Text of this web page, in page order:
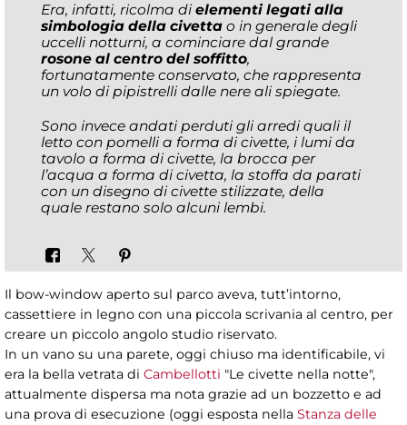
Era, infatti, ricolma di elementi legati alla
simbologia della civetta o in generale degli
uccelli notturni, a cominciare dal grande
rosone al centro del soffitto,
fortunatamente conservato, che rappresenta
un volo di pipistrelli dalle nere ali spiegate.
Sono invece andati perduti gli arredi quali il
letto con pomelli a forma di civette, i lumi da
tavolo a forma di civette, la brocca per
l’acqua a forma di civetta, la stoffa da parati
con un disegno di civette stilizzate, della
quale restano solo alcuni lembi.
Il bow-window aperto sul parco aveva, tutt’intorno,
cassettiere in legno con una piccola scrivania al centro, per
creare un piccolo angolo studio riservato.
In un vano su una parete, oggi chiuso ma identificabile, vi
era la bella vetrata di Cambellotti "Le civette nella notte",
attualmente dispersa ma nota grazie ad un bozzetto e ad
una prova di esecuzione (oggi esposta nella Stanza delle